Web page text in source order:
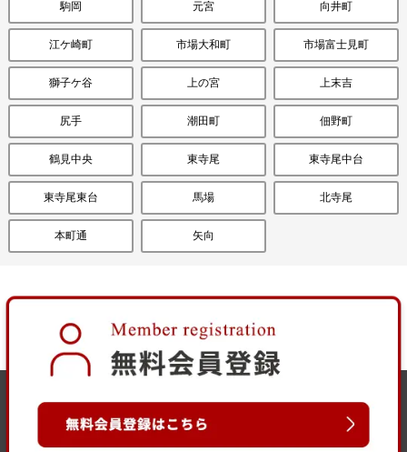
駒岡 元宮 向井町
江ケ崎町 市場大和町 市場富士見町
獅子ケ谷 上の宮 上末吉
尻手 潮田町 佃野町
鶴見中央 東寺尾 東寺尾中台
東寺尾東台 馬場 北寺尾
本町通 矢向